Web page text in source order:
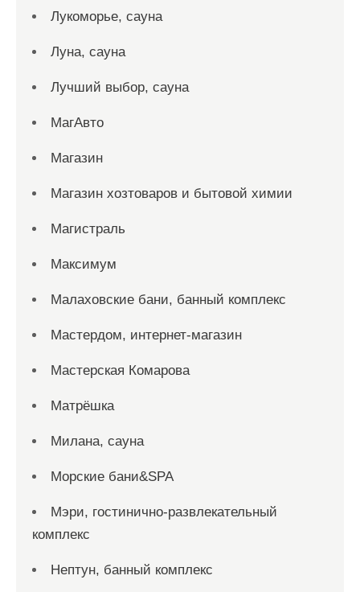
Лукоморье, сауна
Луна, сауна
Лучший выбор, сауна
МагАвто
Магазин
Магазин хозтоваров и бытовой химии
Магистраль
Максимум
Малаховские бани, банный комплекс
Мастердом, интернет-магазин
Мастерская Комарова
Матрёшка
Милана, сауна
Морские бани&SPA
Мэри, гостинично-развлекательный
комплекс
Нептун, банный комплекс